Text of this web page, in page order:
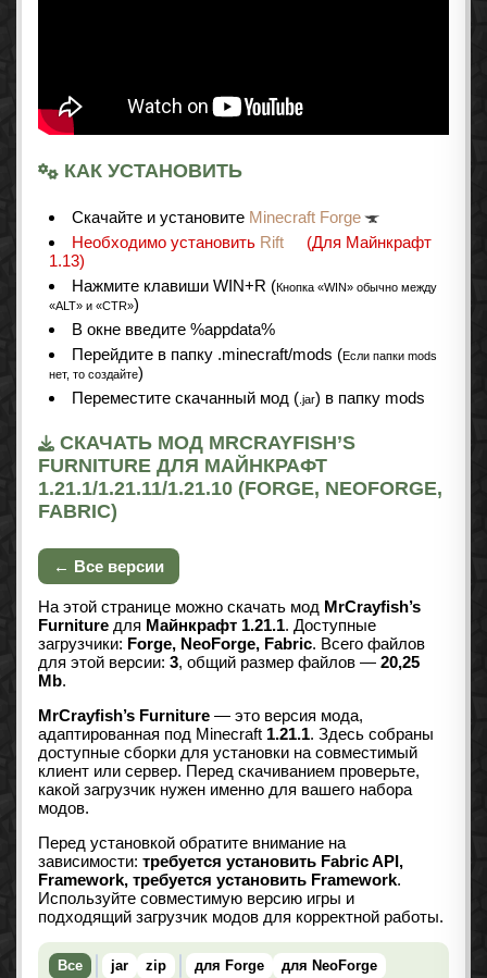
КАК УСТАНОВИТЬ
Cкачайте и установите Minecraft Forge
Необходимо установить Rift
(Для Майнкрафт
1.13)
Нажмите клавиши WIN+R (Кнопка «WIN» обычно между
«ALT» и «CTR»)
В окне введите %appdata%
Перейдите в папку .minecraft/mods (Если папки mods
нет, то создайте)
Переместите скачанный мод ( .jar) в папку mods
СКАЧАТЬ МОД MRCRAYFISH’S
FURNITURE ДЛЯ МАЙНКРАФТ
1.21.1/1.21.11/1.21.10 (FORGE, NEOFORGE,
FABRIC)
← Все версии
На этой странице можно скачать мод MrCrayfish’s
Furniture для Майнкрафт 1.21.1. Доступные
загрузчики: Forge, NeoForge, Fabric. Всего файлов
для этой версии: 3, общий размер файлов — 20,25
Mb.
MrCrayfish’s Furniture — это версия мода,
адаптированная под Minecraft 1.21.1. Здесь собраны
доступные сборки для установки на совместимый
клиент или сервер. Перед скачиванием проверьте,
какой загрузчик нужен именно для вашего набора
модов.
Перед установкой обратите внимание на
зависимости: требуется установить Fabric API,
Framework, требуется установить Framework.
Используйте совместимую версию игры и
подходящий загрузчик модов для корректной работы.
Все jar zip для Forge
для NeoForge